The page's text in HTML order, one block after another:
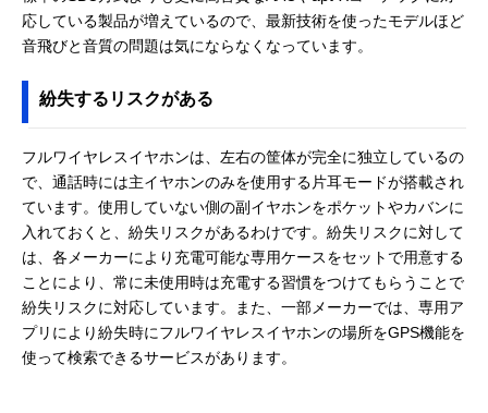
応している製品が増えているので、最新技術を使ったモデルほど
音飛びと音質の問題は気にならなくなっています。
紛失するリスクがある
フルワイヤレスイヤホンは、左右の筐体が完全に独立しているの
で、通話時には主イヤホンのみを使用する片耳モードが搭載され
ています。使用していない側の副イヤホンをポケットやカバンに
入れておくと、紛失リスクがあるわけです。紛失リスクに対して
は、各メーカーにより充電可能な専用ケースをセットで用意する
ことにより、常に未使用時は充電する習慣をつけてもらうことで
紛失リスクに対応しています。また、一部メーカーでは、専用ア
プリにより紛失時にフルワイヤレスイヤホンの場所をGPS機能を
使って検索できるサービスがあります。